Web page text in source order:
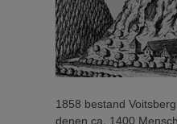
1858 bestand
denen ca. 1400